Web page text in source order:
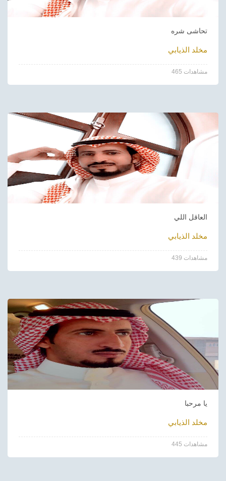
تحاشى شره
مخلد الذيابي
465 مشاهدات
العاقل اللي
مخلد الذيابي
439 مشاهدات
يا مرحبا
مخلد الذيابي
445 مشاهدات